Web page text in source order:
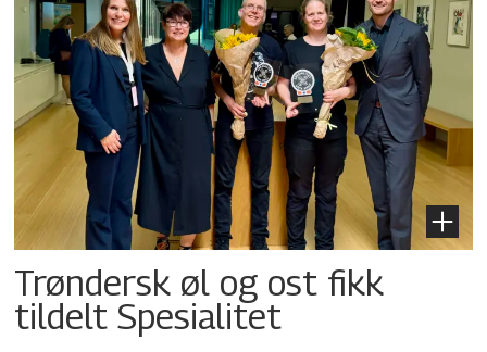
Trøndersk øl og ost fikk
tildelt Spesialitet